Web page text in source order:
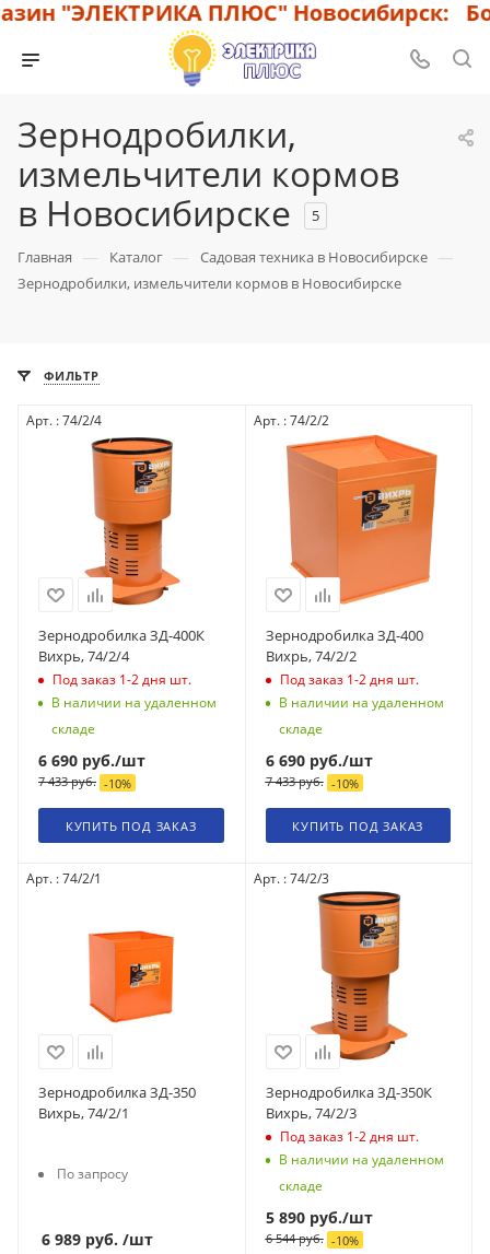
"ЭЛЕКТРИКА ПЛЮС" Новосибирск:
Зернодробилки,
измельчители кормов
в Новосибирске
5
Главная — Каталог — Садовая техника в Новосибирске —
Зернодробилки, измельчители кормов в Новосибирске
ФИЛЬТР
Арт. : 74/2/4
Зернодробилка ЗД-400К
Вихрь, 74/2/4
Под заказ 1-2 дня шт.
В наличии на удаленном
складе
6 690 руб./шт
7 433руб. -10%
КУПИТЬ ПОД ЗАКАЗ
Арт. : 74/2/2
Зернодробилка ЗД-400
Вихрь, 74/2/2
Под заказ 1-2 дня шт.
В наличии на удаленном
складе
6 690руб./шт
7 433руб. -10%
КУПИТЬ ПОД ЗАКАЗ
Арт. : 74/2/1
Зернодробилка ЗД-350
Вихрь, 74/2/1
По запросу
6 989 руб. /шт
Арт. : 74/2/3
Зернодробилка ЗД-350К
Вихрь, 74/2/3
Под заказ 1-2 дня шт.
В наличии на удаленном
складе
5 890руб./шт
6 544руб. -10%